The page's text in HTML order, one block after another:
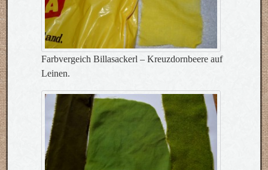
Farbvergeich Billasackerl – Kreuzdornbeere auf
Leinen.